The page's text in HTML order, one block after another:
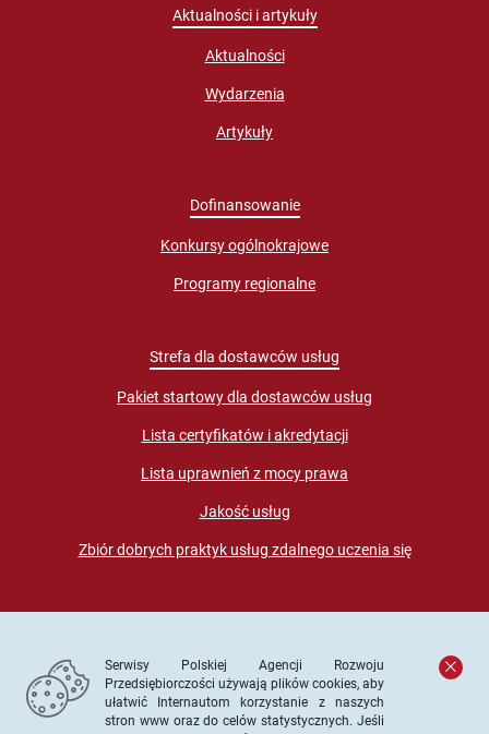
Aktualności i artykuły
Aktualności
Wydarzenia
Artykuły
Dofinansowanie
Konkursy ogólnokrajowe
Programy regionalne
Strefa dla dostawców usług
Pakiet startowy dla dostawców usług
Lista certyfikatów i akredytacji
Lista uprawnień z mocy prawa
Jakość usług
Zbiór dobrych praktyk usług zdalnego uczenia się
© PARP. Wszelkie prawa zastrzeżone
Serwisy Polskiej Agencji Rozwoju
Przedsiębiorczości używają plików cookies, aby
ułatwić Internautom korzystanie z naszych
stron www oraz do celów statystycznych. Jeśli